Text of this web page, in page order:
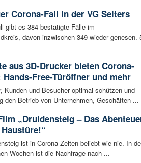
Corona-Fall in der VG Selters
gibt es 384 bestätigte Fälle im
davon inzwischen 349 wieder genesen.
aus 3D-Drucker bieten Corona-
Free-Türöffner und mehr
Kunden und Besucher optimal schützen und
den Betrieb von Unternehmen, Geschäften ...
„Druidensteig – Das
ist in Corona-Zeiten beliebt wie nie. In
Wochen ist die Nachfrage nach ...